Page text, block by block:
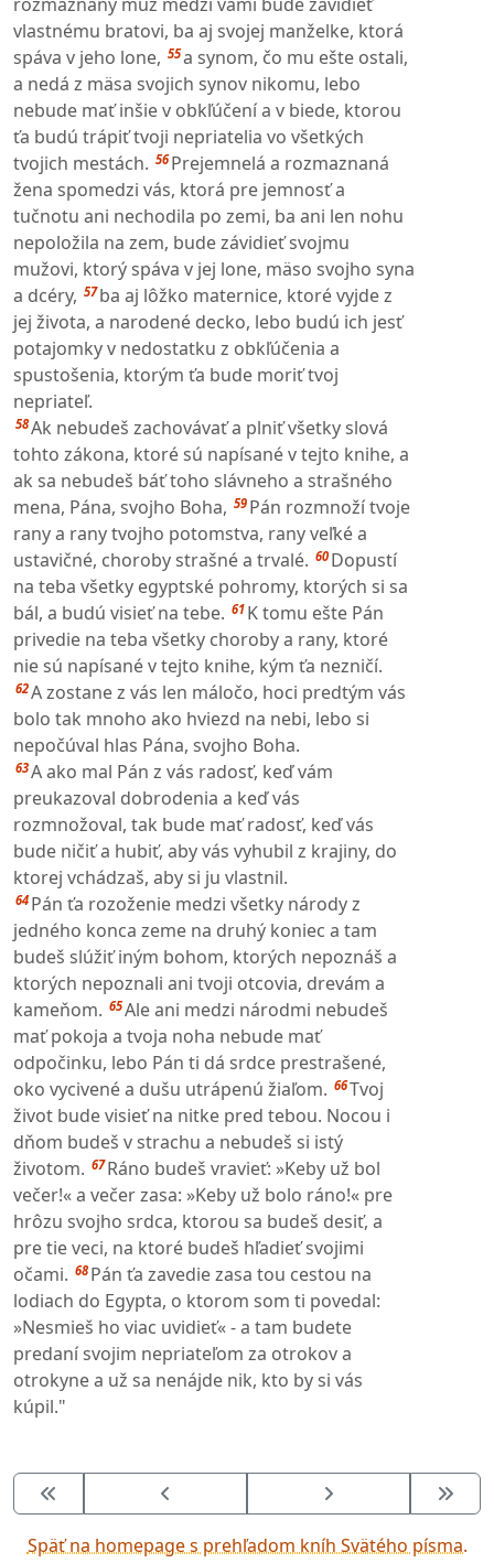
vlastnému bratovi, ba aj svojej manželke, ktorá
spáva v jeho lone, 55a synom, čo mu ešte ostali,
a nedá z mäsa svojich synov nikomu, lebo
nebude mať inšie v obkľúčení a v biede, ktorou
ťa budú trápiť tvoji nepriatelia vo všetkých
tvojich mestách. 56 Prejemnelá a rozmaznaná
žena spomedzi vás, ktorá pre jemnosť a
tučnotu ani nechodila po zemi, ba ani len nohu
nepoložila na zem, bude závidieť svojmu
mužovi, ktorý spáva v jej lone, mäso svojho syna
a dcéry, 57 ba aj lôžko maternice, ktoré vyjde z
jej života, a narodené decko, lebo budú ich jesť
potajomky v nedostatku z obkľúčenia a
spustošenia, ktorým ťa bude moriť tvoj
nepriateľ.
58Ak nebudeš zachovávať a plniť všetky slová
tohto zákona, ktoré sú napísané v tejto knihe, a
ak sa nebudeš báť toho slávneho a strašného
mena, Pána, svojho Boha, 59 Pán rozmnoží tvoje
rany a rany tvojho potomstva, rany veľké a
ustavičné, choroby strašné a trvalé. 60 Dopustí
na teba všetky egyptské pohromy, ktorých si sa
bál, a budú visieť na tebe. 61 K tomu ešte Pán
privedie na teba všetky choroby a rany, ktoré
nie sú napísané v tejto knihe, kým ťa nezničí.
62A zostane z vás len máločo, hoci predtým vás
bolo tak mnoho ako hviezd na nebi, lebo si
nepočúval hlas Pána, svojho Boha.
63A ako mal Pán z vás radosť, keď vám
preukazoval dobrodenia a keď vás
rozmnožoval, tak bude mať radosť, keď vás
bude ničiť a hubiť, aby vás vyhubil z krajiny, do
ktorej vchádzaš, aby si ju vlastnil.
64 Pán ťa rozoženie medzi všetky národy z
jedného konca zeme na druhý koniec a tam
budeš slúžiť iným bohom, ktorých nepoznáš a
ktorých nepoznali ani tvoji otcovia, drevám a
kameňom. 65Ale ani medzi národmi nebudeš
mať pokoja a tvoja noha nebude mať
odpočinku, lebo Pán ti dá srdce prestrašené,
oko vycivené a dušu utrápenú žiaľom. 66Tvoj
život bude visieť na nitke pred tebou. Nocou i
dňom budeš v strachu a nebudeš si istý
životom. 67 Ráno budeš vravieť: »Keby už bol
večer!« a večer zasa: »Keby už bolo ráno!« pre
hrôzu svojho srdca, ktorou sa budeš desiť, a
pre tie veci, na ktoré budeš hľadieť svojimi
očami. 68 Pán ťa zavedie zasa tou cestou na
lodiach do Egypta, o ktorom som ti povedal:
»Nesmieš ho viac uvidieť« - a tam budete
predaní svojim nepriateľom za otrokov a
otrokyne a už sa nenájde nik, kto by si vás
kúpil."
Späť na homepage s prehľadom kníh Svätého písma.